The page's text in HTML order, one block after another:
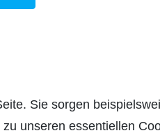
Sie sorgen
unseren essentiellen